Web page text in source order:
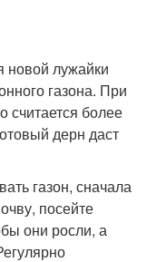
лужайки
газона. При
считается более
дерн даст
газон, сначала
посейте
они росли, а